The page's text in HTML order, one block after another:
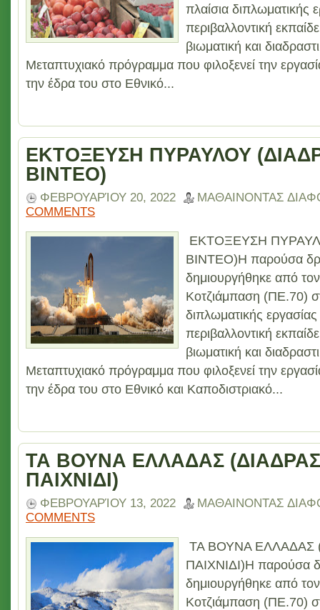
πλαίσια διπλωματικής
περιβαλλοντική
βιωματική και
Μεταπτυχιακό πρόγραμμα που φιλοξενεί την
την έδρα του στο Εθνικό...
ΕΚΤΟΞΕΥΣΗ ΠΥΡΑΥΛΟΥ
ΒΙΝΤΕΟ)
ΦΕΒΡΟΥΑΡΊΟΥ 20, 2022
ΜΑΘΑΙΝΟΝΤΑΣ
COMMENTS
ΕΚΤΟΞΕΥΣΗ
ΒΙΝΤΕΟ)Η παρούσα
δημιουργήθηκε από
Κοτζιάμπαση (ΠΕ.70)
διπλωματικής εργασίας
περιβαλλοντική
βιωματική και
Μεταπτυχιακό πρόγραμμα που φιλοξενεί την
την έδρα του στο Εθνικό και Καποδιστριακό...
ΤΑ ΒΟΥΝΑ ΕΛΛΑΔΑΣ
ΠΑΙΧΝΙΔΙ)
ΦΕΒΡΟΥΑΡΊΟΥ 13, 2022
ΜΑΘΑΙΝΟΝΤΑΣ
COMMENTS
ΤΑ ΒΟΥΝΑ ΕΛΛΑΔΑΣ
ΠΑΙΧΝΙΔΙ)Η παρούσα
δημιουργήθηκε από
Κοτζιάμπαση (ΠΕ.70)